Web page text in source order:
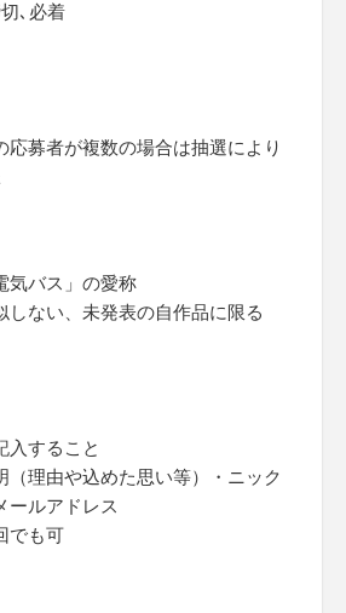
､必着
募者が複数の場合は抽選により
気バス」の愛称
ない、未発表の自作品に限る
入すること
（理由や込めた思い等）・ニック
ールアドレス
でも可